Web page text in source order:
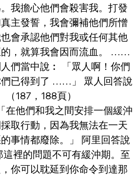
我擔心他們會殺害我。打發
主發誓，我會彌補他們所憎
會承認他們對我或任何其他
的，就算我會因而流血。 ……
們當中說︰ 「眾人啊！你們
已得到了 ……」 眾人回答說
（187，188頁）
他們和我之間安排一個緩沖
取行動，因為我無法在一天
事情都廢除。」 阿里回答說
這裡的問題不可有緩沖期。至
你可以耽延到你命令到達那